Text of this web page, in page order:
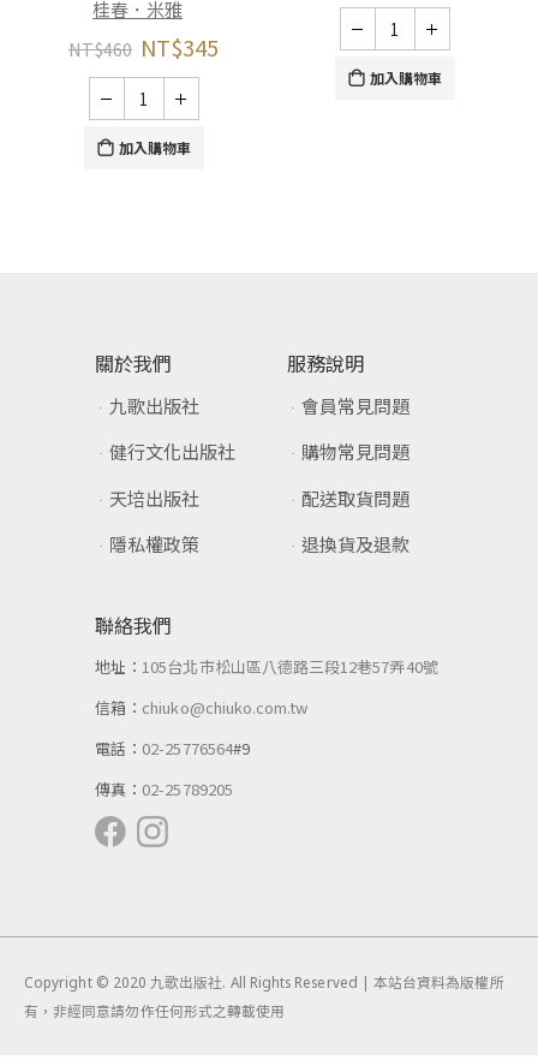
桂春．米雅
NT$460 NT$345
加入購物車
加入購物車
關於我們
九歌出版社
健行文化出版社
天培出版社
隱私權政策
服務說明
會員常見問題
購物常見問題
配送取貨問題
退換貨及退款
聯絡我們
地址：105台北市松山區八德路三段12巷57弄40號
信箱： chiuko@chiuko.com.tw
電話： 02-25776564#9
傳真： 02-25789205
Copyright © 2020 九歌出版社. All Rights Reserved | 本站台資料為版權所
有，非經同意請勿作任何形式之轉載使用